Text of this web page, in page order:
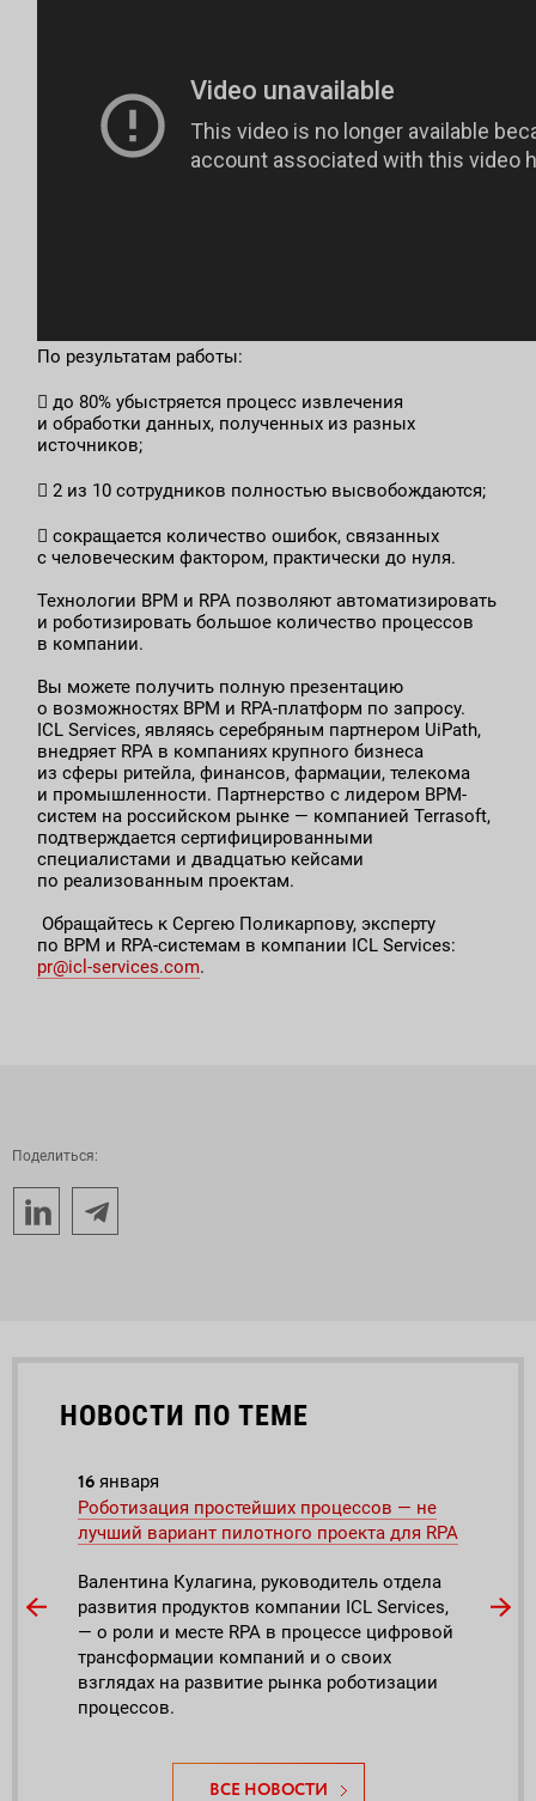
По результатам работы:
 до 80% убыстряется процесс извлечения
и обработки данных, полученных из разных
источников;
 2 из 10 сотрудников полностью высвобождаются;
 сокращается количество ошибок, связанных
с человеческим фактором, практически до нуля.
Технологии BPM и RPA позволяют автоматизировать
и роботизировать большое количество процессов
в компании.
Вы можете получить полную презентацию
о возможностях BPM и RPA-платформ по запросу.
ICL Services, являясь серебряным партнером UiPath,
внедряет RPA в компаниях крупного бизнеса
из сферы ритейла, финансов, фармации, телекома
и промышленности. Партнерство с лидером BPM-
систем на российском рынке — компанией Terrasoft,
подтверждается сертифицированными
специалистами и двадцатью кейсами
по реализованным проектам.
Обращайтесь к Сергею Поликарпову, эксперту
по BPM и RPA-системам в компании ICL Services:
pr@icl-services.com.
Поделиться:
НОВОСТИ ПО ТЕМЕ
16 января
Роботизация простейших процессов — не
лучший вариант пилотного проекта для RPA
Валентина Кулагина, руководитель отдела
развития продуктов компании ICL Services,
— о роли и месте RPA в процессе цифровой
трансформации компаний и о своих
взглядах на развитие рынка роботизации
процессов.
ВСЕ НОВОСТИ